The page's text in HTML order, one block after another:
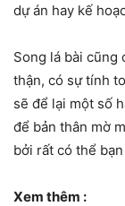
dự án hay kế
Song lá bài cũng
thận, có sự tính
sẽ để lại một số
để bản thân mờ
bởi rất có thể
Xem thêm :